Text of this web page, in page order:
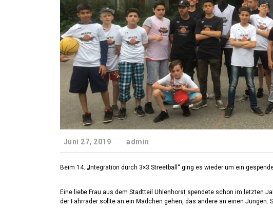
Juni 27, 2019 admin
Beim 14. „Integration durch 3×3 Streetball“ ging es wieder um ein
Eine liebe Frau aus dem Stadtteil Uhlenhorst spendete schon im letzten
der Fahrräder sollte an ein Mädchen gehen, das andere an einen Jungen.